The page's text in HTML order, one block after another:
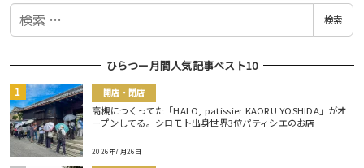
検
検索
ひらつー月間人気記事ベスト10
開店・閉店
高槻につくってた「HALO, patissier KAORU YOSHIDA」がオ
ープンしてる。シロモト出身世界3位パティシエのお店
2026年7月26日